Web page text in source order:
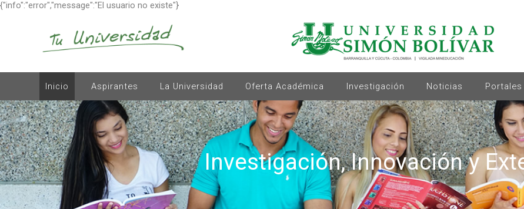
{"info":"error","message":"El usuario no existe"}
Inicio Aspirantes La Universidad Oferta Académica Investigación Noticias Portales
Investigación, Innovación y